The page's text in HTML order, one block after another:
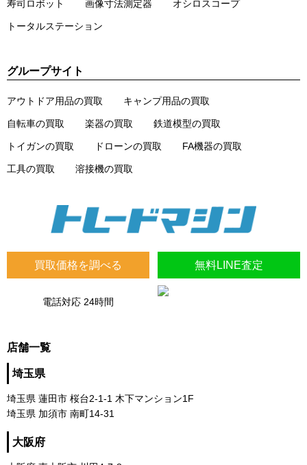
買取価格を調べる 無料LINE査定
電話対応 24時間
店舗一覧
埼玉県
埼玉県 蓮田市 桜台2-1-1 木下マンション1F
埼玉県 加須市 南町14-31
大阪府
寿司ロボット 画像寸法測定器 オシロスコープ
トータルステーション
グループサイト
アウトドア用品の買取 キャンプ用品の買取
自転車の買取 楽器の買取 鉄道模型の買取
トイガンの買取 ドローンの買取 FA機器の買取
工具の買取 溶接機の買取